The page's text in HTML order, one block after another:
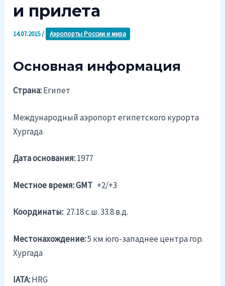
и прилета
14.07.2015/ Аэропорты России и мира
Основная информация
Страна:Египет
Международный аэропорт египетского курорта
Хургада
Дата основания:1977
Местное время: GMT +2/+3
Координаты: 27.18 c.ш. 33.8 в.д.
Местонахождение:5 км юго-западнее центра гор.
Хургада
IATA:HRG